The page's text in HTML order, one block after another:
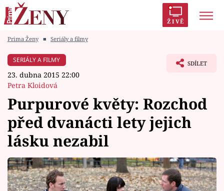
ŽIVĚ
Módní alarm
Témata
Celebrity
Vztahy
Prima Ženy ■ Seriály a filmy
SERIÁLY A FILMY
23. dubna 2015 22:00
Petra Kloidová
SDÍLET
Purpurové květy: Rozchod
před dvanácti lety jejich
lásku nezabil